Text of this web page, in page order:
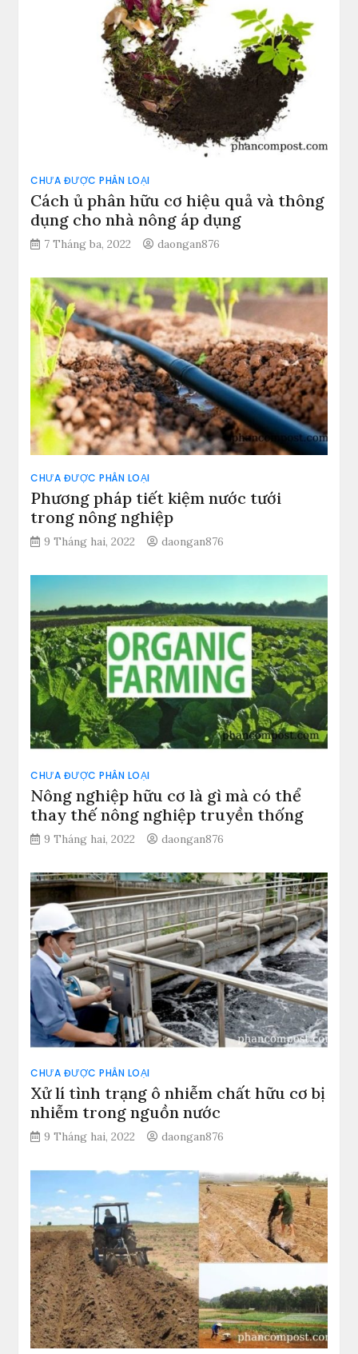
CHƯA ĐƯỢC PHÂN LOẠI
Cách ủ phân hữu cơ hiệu quả và thông
dụng cho nhà nông áp dụng
7 Tháng ba, 2022 daongan876
CHƯA ĐƯỢC PHÂN LOẠI
Phương pháp tiết kiệm nước tưới
trong nông nghiệp
9 Tháng hai, 2022 daongan876
CHƯA ĐƯỢC PHÂN LOẠI
Nông nghiệp hữu cơ là gì mà có thể
thay thế nông nghiệp truyền thống
9 Tháng hai, 2022 daongan876
CHƯA ĐƯỢC PHÂN LOẠI
Xử lí tình trạng ô nhiễm chất hữu cơ bị
nhiễm trong nguồn nước
9 Tháng hai, 2022 daongan876